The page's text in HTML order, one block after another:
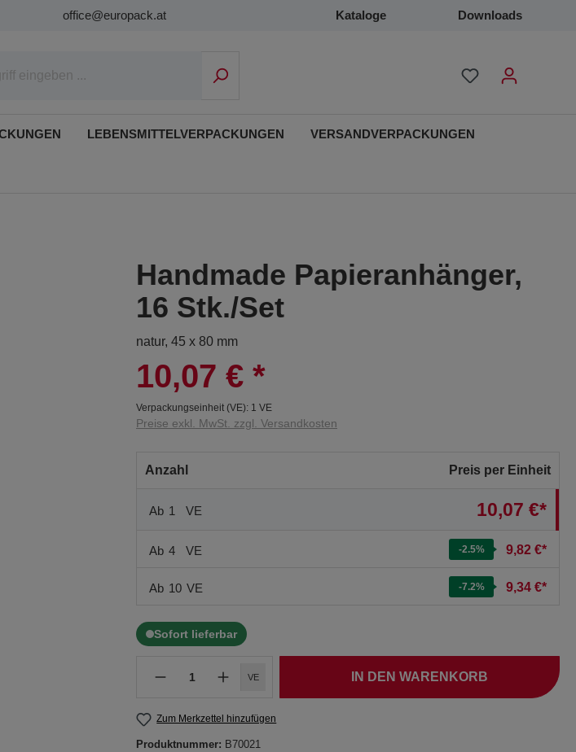
office@europack.at Kataloge Downloads
LEBENSMITTELVERPACKUNGEN VERSANDVERPACKUNGEN
Handmade Papieranhänger,
16 Stk./Set
natur, 45 x 80 mm
10,07 € *
Verpackungseinheit (VE): 1 VE
Preise exkl. MwSt. zzgl. Versandkosten
Anzahl Preis per Einheit
Ab 1 VE 10,07 €*
Ab 4 VE -2.5% 9,82 €*
Ab 10 VE -7.2% 9,34 €*
Sofort lieferbar
VE IN DEN WARENKORB
Zum Merkzettel hinzufügen
Produktnummer: B70021